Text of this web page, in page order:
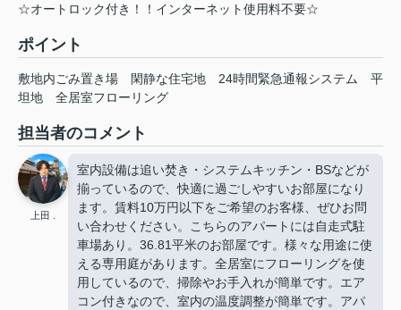
☆オートロック付き！！インターネット使用料不要☆
ポイント
敷地内ごみ置き場 閑静な住宅地 24時間緊急通報システム
平
坦地
全居室フローリング
担当者のコメント
上田 .
室内設備は追い焚き・システムキッチン・BSなどが
揃っているので、快適に過ごしやすいお部屋になり
ます。賃料10万円以下をご希望のお客様、ぜひお問
い合わせください。こちらのアパートには自走式駐
車場あり。36.81平米のお部屋です。様々な用途に使
える専用庭があります。全居室にフローリングを使
用しているので、掃除やお手入れが簡単です。エア
コン付きなので、室内の温度調整が簡単です。アパ